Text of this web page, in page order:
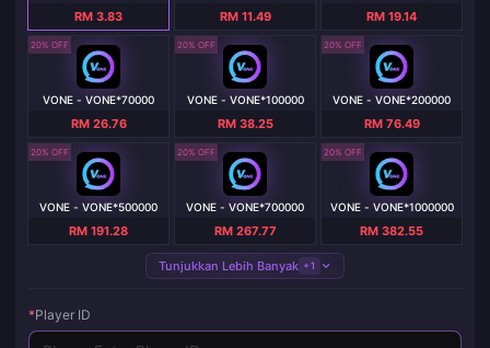
RM 3.83 RM 11.49 RM 19.14
20% OFF
VONE - VONE*70000
RM 26.76
20% OFF
VONE - VONE*100000
RM 38.25
20% OFF
VONE - VONE*200000
RM 76.49
20% OFF
VONE - VONE*500000
RM 191.28
20% OFF
VONE - VONE*700000
RM 267.77
20% OFF
VONE - VONE*1000000
RM 382.55
Tunjukkan Lebih Banyak +1
*Player ID